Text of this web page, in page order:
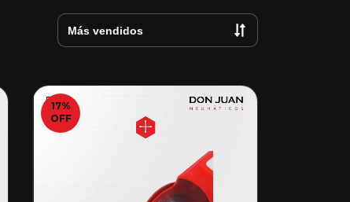
17%
OFF